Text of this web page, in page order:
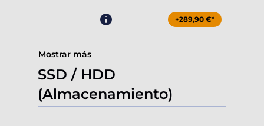
+289,90 €*
Mostrar más
SSD / HDD
(Almacenamiento)